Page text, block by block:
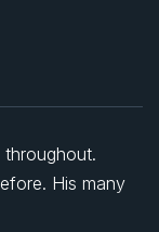
throughout.
His many